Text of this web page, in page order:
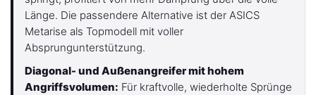
Länge. Die passendere Alternative ist der ASICS
Metarise als Topmodell mit voller
Absprungunterstützung.
Diagonal- und Außenangreifer mit hohem
Angriffsvolumen: Für kraftvolle, wiederholte Sprünge